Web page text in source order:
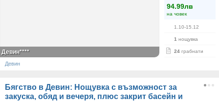
94.99лв
на човек
1.10-15.12
1 нощувка
24 грабнати
Девин****
Девин
Бягство в Девин: Нощувка с възможност за
закуска, обяд и вечеря, плюс закрит басейн и